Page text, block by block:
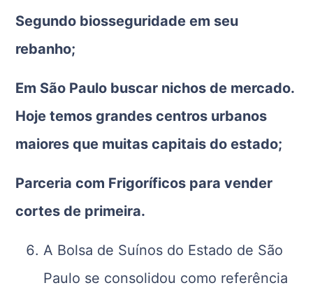
Segundo biosseguridade em seu
rebanho;
Em São Paulo buscar nichos de mercado.
Hoje temos grandes centros urbanos
maiores que muitas capitais do estado;
Parceria com Frigoríficos para vender
cortes de primeira.
A Bolsa de Suínos do Estado de São
Paulo se consolidou como referência